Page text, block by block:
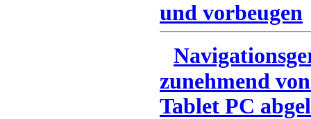
und vorbeugen
zunehmend
Tablet PC